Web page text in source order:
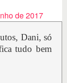
de 2017
Dani, só
tudo bem